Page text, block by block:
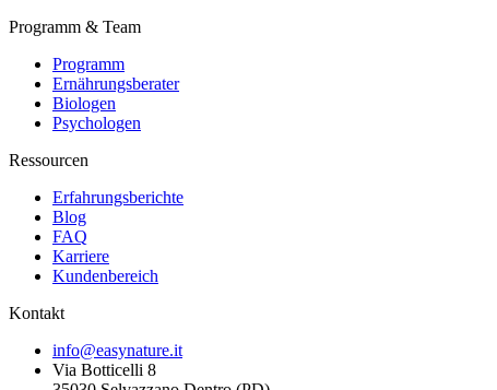
Programm & Team
Programm
Ernährungsberater
Biologen
Psychologen
Ressourcen
Erfahrungsberichte
Blog
FAQ
Karriere
Kundenbereich
Kontakt
info@easynature.it
Via Botticelli 8